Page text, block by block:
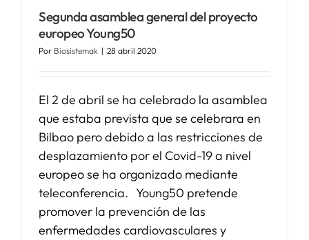
SERVICIOS
NOTICIAS
Segunda asamblea general del proyecto
europeo Young50
Por Biosistemak | 28 abril 2020
El 2 de abril se ha celebrado la asamblea
que estaba prevista que se celebrara en
Bilbao pero debido a las restricciones de
desplazamiento por el Covid-19 a nivel
europeo se ha organizado mediante
teleconferencia. Young50 pretende
promover la prevención de las
enfermedades cardiovasculares y